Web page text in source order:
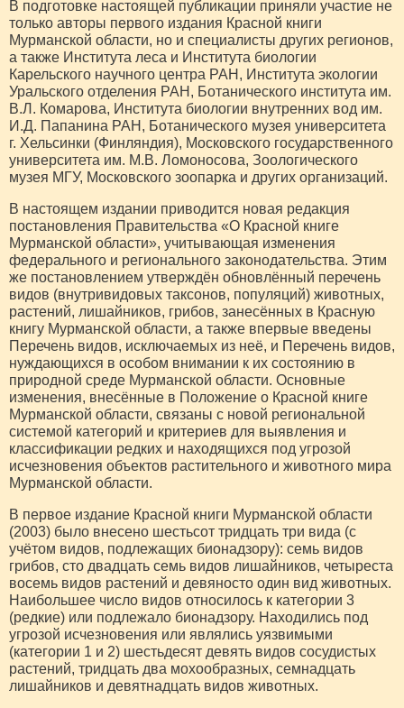
В подготовке настоящей публикации приняли участие не
только авторы первого издания Красной книги
Мурманской области, но и специалисты других регионов,
а также Института леса и Института биологии
Карельского научного центра РАН, Института экологии
Уральского отделения РАН, Ботанического института им.
В.Л. Комарова, Института биологии внутренних вод им.
И.Д. Папанина РАН, Ботанического музея университета
г. Хельсинки (Финляндия), Московского государственного
университета им. М.В. Ломоносова, Зоологического
музея МГУ, Московского зоопарка и других организаций.
В настоящем издании приводится новая редакция
постановления Правительства «О Красной книге
Мурманской области», учитывающая изменения
федерального и регионального законодательства. Этим
же постановлением утверждён обновлённый перечень
видов (внутривидовых таксонов, популяций) животных,
растений, лишайников, грибов, занесённых в Красную
книгу Мурманской области, а также впервые введены
Перечень видов, исключаемых из неё, и Перечень видов,
нуждающихся в особом внимании к их состоянию в
природной среде Мурманской области. Основные
изменения, внесённые в Положение о Красной книге
Мурманской области, связаны с новой региональной
системой категорий и критериев для выявления и
классификации редких и находящихся под угрозой
исчезновения объектов растительного и животного мира
Мурманской области.
В первое издание Красной книги Мурманской области
(2003) было внесено шестьсот тридцать три вида (с
учётом видов, подлежащих бионадзору): семь видов
грибов, сто двадцать семь видов лишайников, четыреста
восемь видов растений и девяносто один вид животных.
Наибольшее число видов относилось к категории 3
(редкие) или подлежало бионадзору. Находились под
угрозой исчезновения или являлись уязвимыми
(категории 1 и 2) шестьдесят девять видов сосудистых
растений, тридцать два мохообразных, семнадцать
лишайников и девятнадцать видов животных.